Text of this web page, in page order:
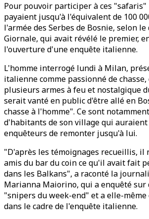
Pour pouvoir participer à ces "safaris"
payaient jusqu'à l'équivalent de 100
l'armée des Serbes de Bosnie, selon
Giornale, qui avait révélé le premier,
l'ouverture d'une enquête italienne.
L'homme interrogé lundi à Milan,
italienne comme passionné de
plusieurs armes à feu et nostalgique
serait vanté en public d'être allé en
chasse à l'homme". Ce sont
d'habitants de son village qui
enquêteurs de remonter jusqu'à lui.
"D'après les témoignages recueillis, il
amis du bar du coin ce qu'il avait fait
dans les Balkans", a raconté la
Marianna Maiorino, qui a enquêté sur
"snipers du week-end" et a elle-
dans le cadre de l'enquête italienne.